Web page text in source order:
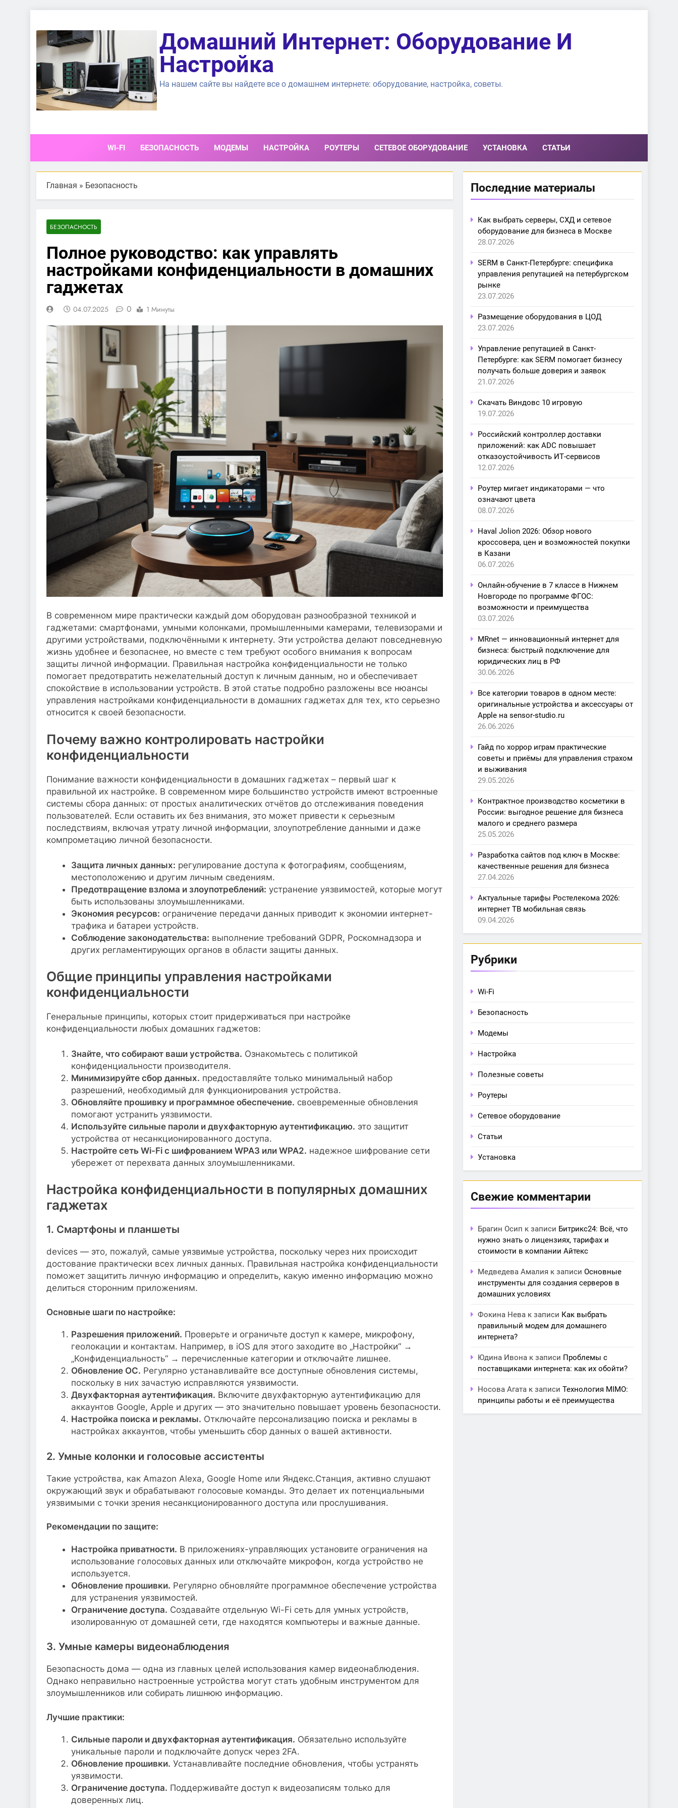
содержимому
Домашний Интернет: Оборудование И
Настройка
На нашем сайте вы найдете все о домашнем интернете: оборудование, настройка, советы.
WI-FI БЕЗОПАСНОСТЬ МОДЕМЫ НАСТРОЙКА РОУТЕРЫ СЕТЕВОЕ ОБОРУДОВАНИЕ УСТАНОВКА СТАТЬИ
Главная » Безопасность
БЕЗОПАСНОСТЬ
Полное руководство: как управлять
настройками конфиденциальности в домашних
гаджетах
04.07.2025 0 1 Минуты
В современном мире практически каждый дом оборудован разнообразной техникой и
гаджетами: смартфонами, умными колонками, промышленными камерами, телевизорами и
другими устройствами, подключёнными к интернету. Эти устройства делают повседневную
жизнь удобнее и безопаснее, но вместе с тем требуют особого внимания к вопросам
защиты личной информации. Правильная настройка конфиденциальности не только
помогает предотвратить нежелательный доступ к личным данным, но и обеспечивает
спокойствие в использовании устройств. В этой статье подробно разложены все нюансы
управления настройками конфиденциальности в домашних гаджетах для тех, кто серьезно
относится к своей безопасности.
Почему важно контролировать настройки
конфиденциальности
Понимание важности конфиденциальности в домашних гаджетах – первый шаг к
правильной их настройке. В современном мире большинство устройств имеют встроенные
системы сбора данных: от простых аналитических отчётов до отслеживания поведения
пользователей. Если оставить их без внимания, это может привести к серьезным
последствиям, включая утрату личной информации, злоупотребление данными и даже
компрометацию личной безопасности.
Защита личных данных: регулирование доступа к фотографиям, сообщениям,
местоположению и другим личным сведениям.
Предотвращение взлома и злоупотреблений: устранение уязвимостей, которые могут
быть использованы злоумышленниками.
Экономия ресурсов: ограничение передачи данных приводит к экономии интернет-
трафика и батареи устройств.
Соблюдение законодательства: выполнение требований GDPR, Роскомнадзора и
других регламентирующих органов в области защиты данных.
Общие принципы управления настройками
конфиденциальности
Генеральные принципы, которых стоит придерживаться при настройке
конфиденциальности любых домашних гаджетов:
Знайте, что собирают ваши устройства. Ознакомьтесь с политикой
конфиденциальности производителя.
Минимизируйте сбор данных. предоставляйте только минимальный набор
разрешений, необходимый для функционирования устройства.
Обновляйте прошивку и программное обеспечение. своевременные обновления
помогают устранить уязвимости.
Используйте сильные пароли и двухфакторную аутентификацию. это защитит
устройства от несанкционированного доступа.
Настройте сеть Wi-Fi с шифрованием WPA3 или WPA2. надежное шифрование сети
убережет от перехвата данных злоумышленниками.
Настройка конфиденциальности в популярных домашних
гаджетах
1. Смартфоны и планшеты
devices — это, пожалуй, самые уязвимые устройства, поскольку через них происходит
достование практически всех личных данных. Правильная настройка конфиденциальности
поможет защитить личную информацию и определить, какую именно информацию можно
делиться сторонним приложениям.
Основные шаги по настройке:
Разрешения приложений. Проверьте и ограничьте доступ к камере, микрофону,
геолокации и контактам. Например, в iOS для этого заходите во „Настройки“ →
„Конфиденциальность“ → перечисленные категории и отключайте лишнее.
Обновление ОС. Регулярно устанавливайте все доступные обновления системы,
поскольку в них зачастую исправляются уязвимости.
Двухфакторная аутентификация. Включите двухфакторную аутентификацию для
аккаунтов Google, Apple и других — это значительно повышает уровень безопасности.
Настройка поиска и рекламы. Отключайте персонализацию поиска и рекламы в
настройках аккаунтов, чтобы уменьшить сбор данных о вашей активности.
2. Умные колонки и голосовые ассистенты
Такие устройства, как Amazon Alexa, Google Home или Яндекс.Станция, активно слушают
окружающий звук и обрабатывают голосовые команды. Это делает их потенциальными
уязвимыми с точки зрения несанкционированного доступа или прослушивания.
Рекомендации по защите:
Настройка приватности. В приложениях-управляющих установите ограничения на
использование голосовых данных или отключайте микрофон, когда устройство не
используется.
Обновление прошивки. Регулярно обновляйте программное обеспечение устройства
для устранения уязвимостей.
Ограничение доступа. Создавайте отдельную Wi-Fi сеть для умных устройств,
изолированную от домашней сети, где находятся компьютеры и важные данные.
3. Умные камеры видеонаблюдения
Безопасность дома — одна из главных целей использования камер видеонаблюдения.
Однако неправильно настроенные устройства могут стать удобным инструментом для
злоумышленников или собирать лишнюю информацию.
Лучшие практики:
Сильные пароли и двухфакторная аутентификация. Обязательно используйте
уникальные пароли и подключайте допуск через 2FA.
Обновление прошивки. Устанавливайте последние обновления, чтобы устранять
уязвимости.
Ограничение доступа. Поддерживайте доступ к видеозаписям только для
доверенных лиц.
Последние материалы
Как выбрать серверы, СХД и сетевое
оборудование для бизнеса в Москве
28.07.2026
SERM в Санкт-Петербурге: специфика
управления репутацией на петербургском
рынке
23.07.2026
Размещение оборудования в ЦОД
23.07.2026
Управление репутацией в Санкт-
Петербурге: как SERM помогает бизнесу
получать больше доверия и заявок
21.07.2026
Скачать Виндовс 10 игровую
19.07.2026
Российский контроллер доставки
приложений: как ADC повышает
отказоустойчивость ИТ-сервисов
12.07.2026
Роутер мигает индикаторами — что
означают цвета
08.07.2026
Haval Jolion 2026: Обзор нового
кроссовера, цен и возможностей покупки
в Казани
06.07.2026
Онлайн-обучение в 7 классе в Нижнем
Новгороде по программе ФГОС:
возможности и преимущества
03.07.2026
MRnet — инновационный интернет для
бизнеса: быстрый подключение для
юридических лиц в РФ
30.06.2026
Все категории товаров в одном месте:
оригинальные устройства и аксессуары от
Apple на sensor-studio.ru
26.06.2026
Гайд по хоррор играм практические
советы и приёмы для управления страхом
и выживания
29.05.2026
Контрактное производство косметики в
России: выгодное решение для бизнеса
малого и среднего размера
25.05.2026
Разработка сайтов под ключ в Москве:
качественные решения для бизнеса
27.04.2026
Актуальные тарифы Ростелекома 2026:
интернет ТВ мобильная связь
09.04.2026
Рубрики
Wi-Fi
Безопасность
Модемы
Настройка
Полезные советы
Роутеры
Сетевое оборудование
Статьи
Установка
Свежие комментарии
Брагин Осип к записи Битрикс24: Всё, что
нужно знать о лицензиях, тарифах и
стоимости в компании Айтекс
Медведева Амалия к записи Основные
инструменты для создания серверов в
домашних условиях
Фокина Нева к записи Как выбрать
правильный модем для домашнего
интернета?
Юдина Ивона к записи Проблемы с
поставщиками интернета: как их обойти?
Носова Агата к записи Технология MIMO:
принципы работы и её преимущества